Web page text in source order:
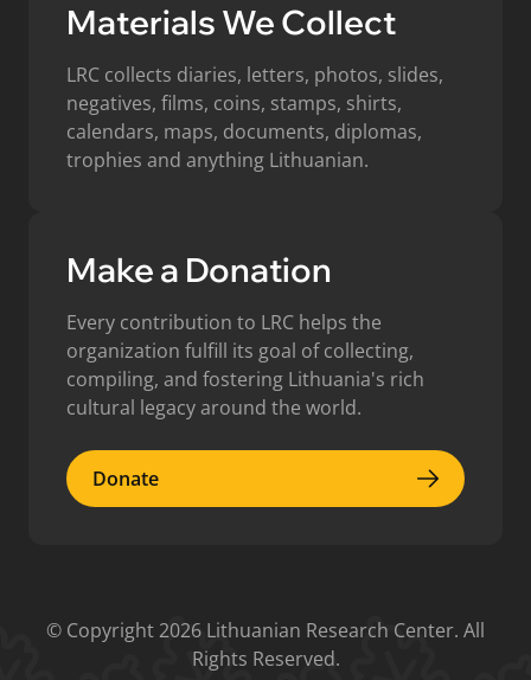
Donate
Materials We Collect
LRC collects diaries, letters, photos, slides,
negatives, films, coins, stamps, shirts,
calendars, maps, documents, diplomas,
trophies and anything Lithuanian.
Make a Donation
Every contribution to LRC helps the
organization fulfill its goal of collecting,
compiling, and fostering Lithuania's rich
cultural legacy around the world.
Donate
© Copyright 2026 Lithuanian Research Center. All
Rights Reserved.